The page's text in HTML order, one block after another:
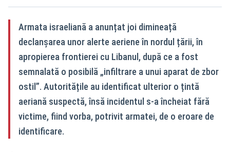
Armata israeliană a anunțat joi dimineață
declanșarea unor alerte aeriene în nordul țării, în
apropierea frontierei cu Libanul, după ce a fost
semnalată o posibilă „infiltrare a unui aparat de zbor
ostil”. Autoritățile au identificat ulterior o țintă
aeriană suspectă, însă incidentul s-a încheiat fără
victime, fiind vorba, potrivit armatei, de o eroare de
identificare.